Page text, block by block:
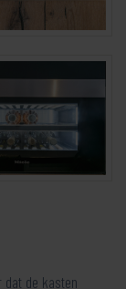
dat de kasten